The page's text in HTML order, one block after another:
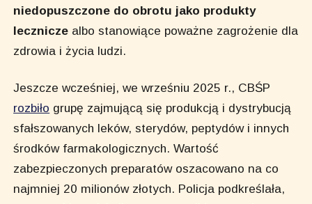
niedopuszczone do obrotu jako produkty
lecznicze albo stanowiące poważne zagrożenie dla
zdrowia i życia ludzi.
Jeszcze wcześniej, we wrześniu 2025 r., CBŚP
rozbiło grupę zajmującą się produkcją i dystrybucją
sfałszowanych leków, sterydów, peptydów i innych
środków farmakologicznych. Wartość
zabezpieczonych preparatów oszacowano na co
najmniej 20 milionów złotych. Policja podkreślała,